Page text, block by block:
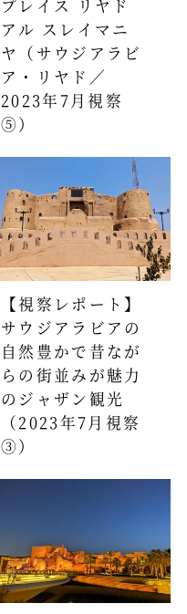
プレイス リヤド
アル スレイマニ
ヤ（サウジアラビ
ア・リヤド／
2023年7月視察
⑤）
【視察レポート】
サウジアラビアの
自然豊かで昔なが
らの街並みが魅力
のジャザン観光
（2023年7月視察
③）